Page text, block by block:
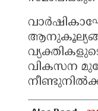
വികസന